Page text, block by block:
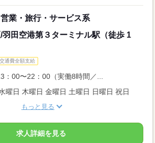
業・旅行・サービス系
羽田空港第３ターミナル駅（徒歩 1
交通費全額支給
：00〜22：00（実働8時間／...
曜日 木曜日 金曜日 土曜日 日曜日 祝日
もっと見る
求人詳細を見る